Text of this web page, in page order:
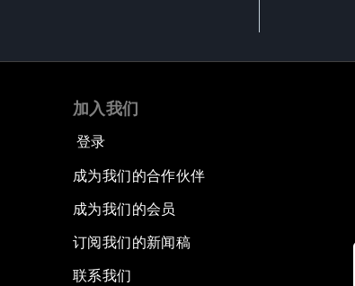
加入我们
登录
成为我们的合作伙伴
成为我们的会员
订阅我们的新闻稿
联系我们